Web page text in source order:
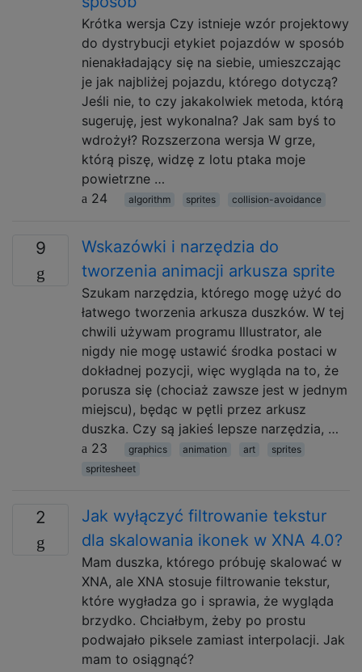
Krótka wersja Czy istnieje wzór projektowy
do dystrybucji etykiet pojazdów w sposób
nienakładający się na siebie, umieszczając
je jak najbliżej pojazdu, którego dotyczą?
Jeśli nie, to czy jakakolwiek metoda, którą
sugeruję, jest wykonalna? Jak sam byś to
wdrożył? Rozszerzona wersja W grze,
którą piszę, widzę z lotu ptaka moje
powietrzne …
24
algorithm sprites collision-avoidance
9
Wskazówki i narzędzia do
tworzenia animacji arkusza sprite
Szukam narzędzia, którego mogę użyć do
łatwego tworzenia arkusza duszków. W tej
chwili używam programu Illustrator, ale
nigdy nie mogę ustawić środka postaci w
dokładnej pozycji, więc wygląda na to, że
porusza się (chociaż zawsze jest w jednym
miejscu), będąc w pętli przez arkusz
duszka. Czy są jakieś lepsze narzędzia, …
23
graphics animation art
sprites
spritesheet
2
Jak wyłączyć filtrowanie tekstur
dla skalowania ikonek w XNA 4.0?
Mam duszka, którego próbuję skalować w
XNA, ale XNA stosuje filtrowanie tekstur,
które wygładza go i sprawia, że ​​wygląda
brzydko. Chciałbym, żeby po prostu
podwajało piksele zamiast interpolacji. Jak
mam to osiągnąć?